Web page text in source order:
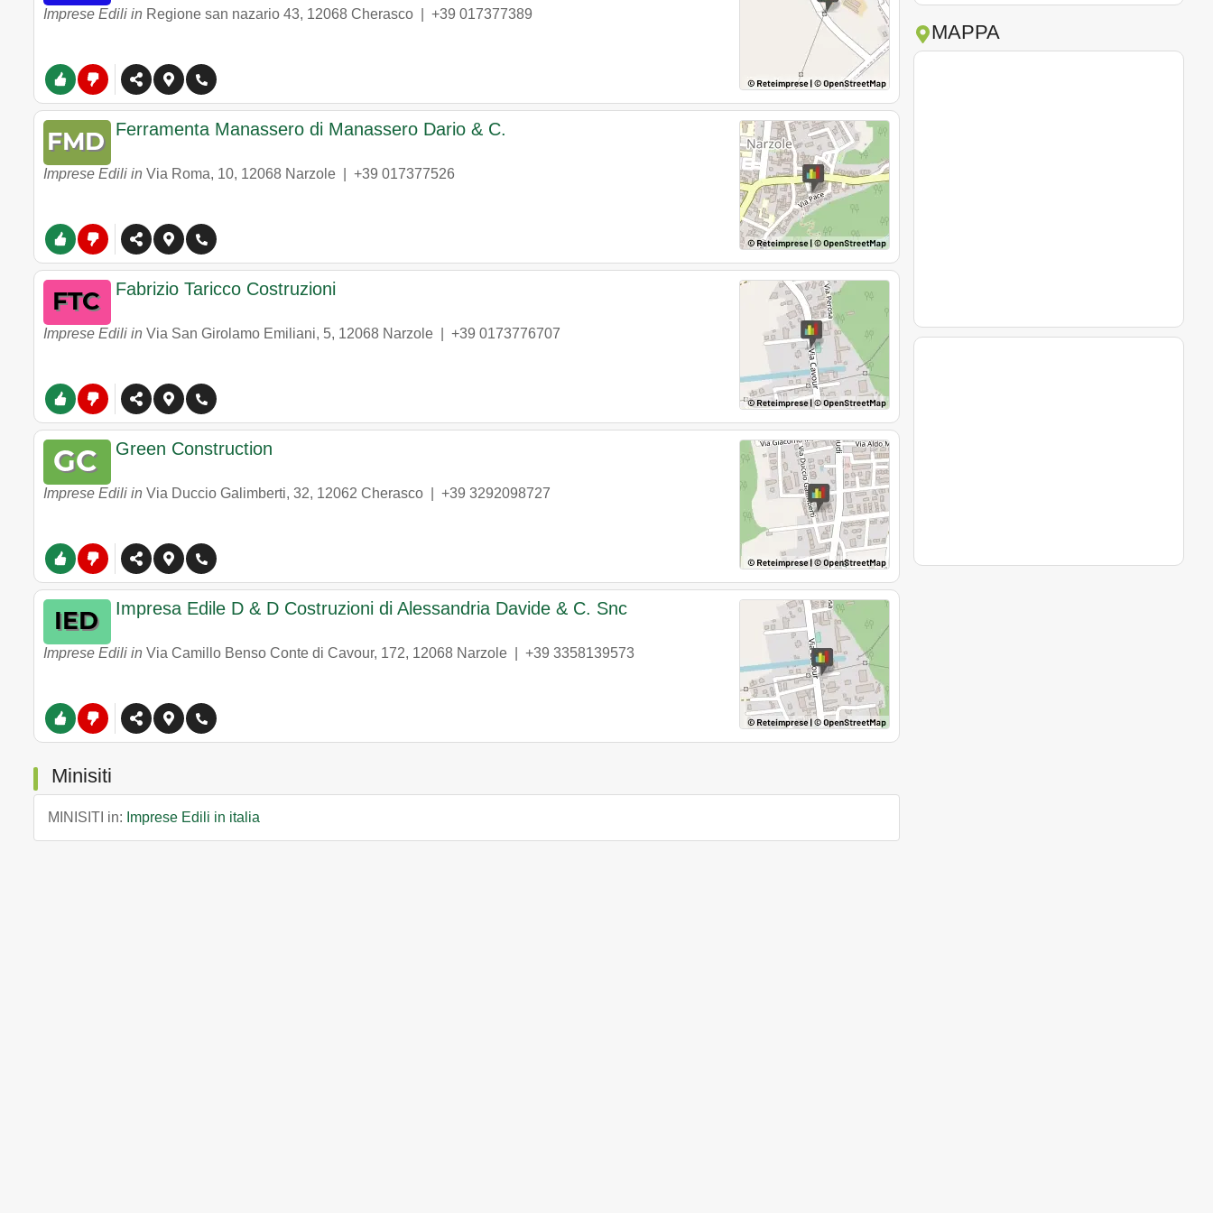
Imprese Edili in Regione san nazario 43, 12068 Cherasco +39 017377389
Ferramenta Manassero di Manassero Dario & C.
Imprese Edili in Via Roma, 10, 12068 Narzole +39 017377526
Fabrizio Taricco Costruzioni
Imprese Edili in Via San Girolamo Emiliani, 5, 12068 Narzole +39 0173776707
Green Construction
Imprese Edili in Via Duccio Galimberti, 32, 12062 Cherasco +39 3292098727
Impresa Edile D & D Costruzioni di Alessandria Davide & C. Snc
Imprese Edili in Via Camillo Benso Conte di Cavour, 172, 12068 Narzole +39 3358139573
Minisiti
MINISITI in: Imprese Edili in italia
MAPPA